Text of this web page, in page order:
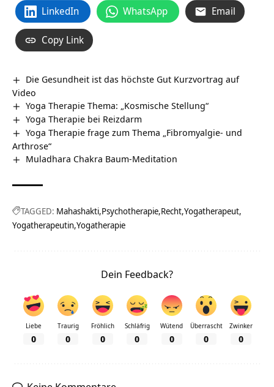
LinkedIn WhatsApp Email
Copy Link
Die Gesundheit ist das höchste Gut Kurzvortrag auf
Video
Yoga Therapie Thema: „Kosmische Stellung“
Yoga Therapie bei Reizdarm
Yoga Therapie frage zum Thema „Fibromyalgie- und
Arthrose“
Muladhara Chakra Baum-Meditation
TAGGED: Mahashakti Psychotherapie Recht Yogatherapeut
Yogatherapeutin Yogatherapie
Dein Feedback?
Liebe
0
Traurig
0
Fröhlich
0
Schläfrig
0
Wütend
0
Überrascht
0
Zwinker
0